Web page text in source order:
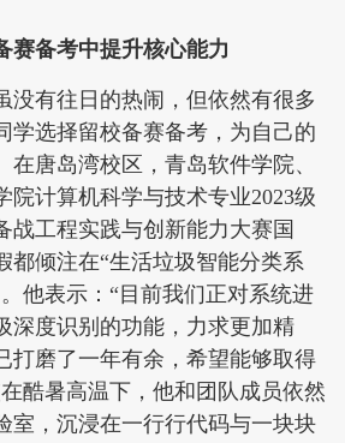
赛备考中提升核心能力
没有往日的热闹，但依然有很多
学选择留校备赛备考，为自己的
在唐岛湾校区，青岛软件学院、
院计算机科学与技术专业2023级
战工程实践与创新能力大赛国
都倾注在“生活垃圾智能分类系
他表示：“目前我们正对系统进
深度识别的功能，力求更加精
打磨了一年有余，希望能够取得
酷暑高温下，他和团队成员依然
室，沉浸在一行行代码与一块块